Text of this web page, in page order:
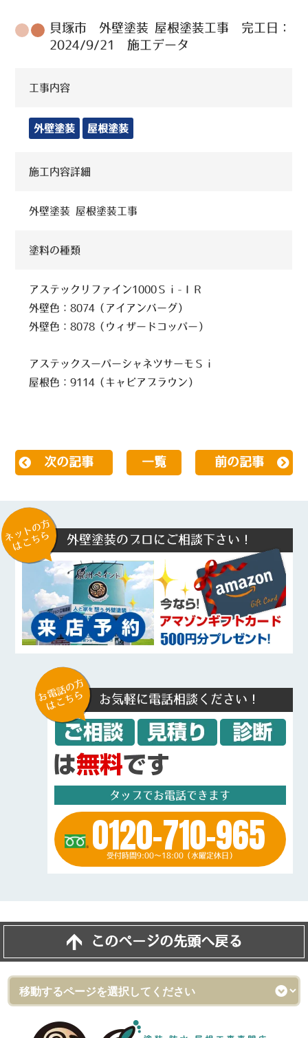
貝塚市 外壁塗装 屋根塗装工事 完工日：
2024/9/21 施工データ
工事内容
外壁塗装 屋根塗装
施工内容詳細
外壁塗装 屋根塗装工事
塗料の種類
アステックリファイン1000Ｓｉ-ＩＲ
外壁色：8074（アイアンバーグ）
外壁色：8078（ウィザードコッパー）
アステックスーパーシャネツサーモＳｉ
屋根色：9114（キャビアブラウン）
次の記事 一覧 前の記事
ネットの方
はこちら 外壁塗装のプロにご相談下さい！
お電話の方
はこちら お気軽に電話相談ください！
タップでお電話できます
0120-710-965
受付時間9:00～18:00（水曜定休日）
このページの先頭へ戻る